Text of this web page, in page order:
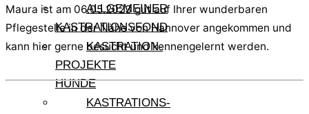
ALLGEMEINER
KASTRATIONSFOND
KASTRATION-
PROJEKTE
HUNDE
KASTRATIONS-
Maura ist am 06.05.2023 gut auf Ihrer wunderbaren
Pflegestelle in der Nähe von Hannover angekommen und
kann hier gerne besucht und kennengelernt werden.